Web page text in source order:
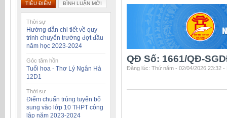
TIÊU ĐIỂM BÌNH LUẬN MỚI
Thời sự
Hướng dẫn chi tiết về quy
trình chuyển trường đợt đầu
năm học 2023-2024
Góc tâm hồn
Tuổi hoa - Thơ Lý Ngân Hà
12D1
Thời sự
Điểm chuẩn trúng tuyển bổ
sung vào lớp 10 THPT công
lập năm 2023-2024
QĐ Số: 1661/QĐ-
Đăng lúc: Thứ năm - 02/04/2026 23:32